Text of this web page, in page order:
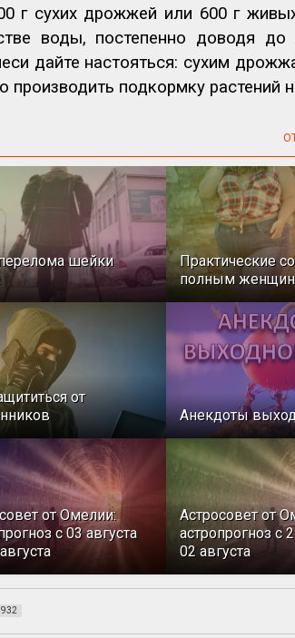
г сухих дрожжей или 600 г
воды, постепенно доводя до
дайте настояться: сухим
подкормку растений
шейки
Практические
полным
от
Анекдоты
от Омелии:
с 03 августа
Астросовет от
астропрогноз с
02 августа
932